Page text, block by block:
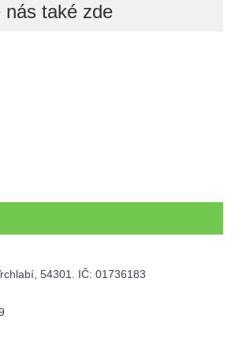
nás také zde
54301. IČ: 01736183